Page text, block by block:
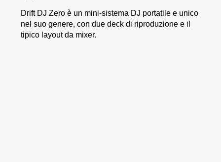
Drift DJ Zero è un mini-sistema DJ portatile e unico
nel suo genere, con due deck di riproduzione e il
tipico layout da mixer.